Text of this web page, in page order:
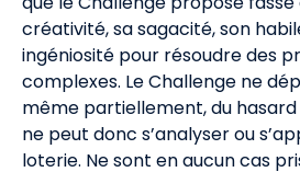
créativité, sa sagacité, son
ingéniosité pour résoudre des
complexes. Le Challenge ne
même partiellement, du
ne peut donc s’analyser ou
loterie. Ne sont en aucun cas